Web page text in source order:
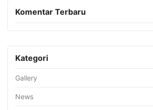
Komentar Terbaru
Kategori
Gallery
News